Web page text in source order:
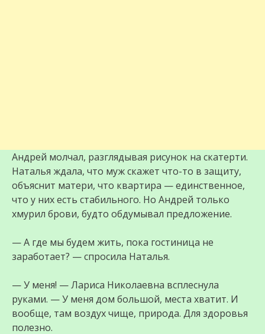
Андрей молчал, разглядывая рисунок на скатерти.
Наталья ждала, что муж скажет что-то в защиту,
объяснит матери, что квартира — единственное,
что у них есть стабильного. Но Андрей только
хмурил брови, будто обдумывал предложение.
— А где мы будем жить, пока гостиница не
заработает? — спросила Наталья.
— У меня! — Лариса Николаевна всплеснула
руками. — У меня дом большой, места хватит. И
вообще, там воздух чище, природа. Для здоровья
полезно.